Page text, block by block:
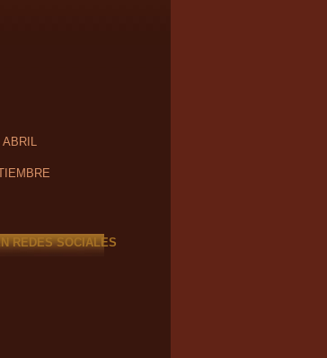
ABRIL
REDES SOCIALES